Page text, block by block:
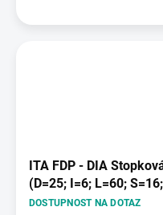
ITA FDP - DIA
(D=25; I=6; L=60;
DOSTUPNOST NA DOTAZ